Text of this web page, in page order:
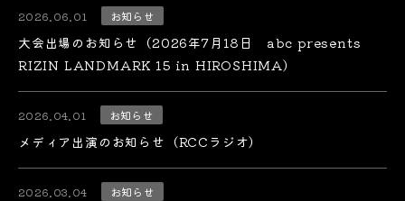
2026.06.01 お知らせ
大会出場のお知らせ（2026年7月18日 abc presents
RIZIN LANDMARK 15 in HIROSHIMA）
2026.04.01 お知らせ
メディア出演のお知らせ（RCCラジオ）
2026.03.04 お知らせ